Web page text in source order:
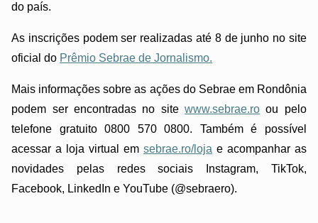
do país.
As inscrições podem ser realizadas até 8 de junho no site
oficial do Prêmio Sebrae de Jornalismo.
Mais informações sobre as ações do Sebrae em Rondônia
podem ser encontradas no sitewww.sebrae.ro ou pelo
telefone gratuito 0800 570 0800. Também é possível
acessar a loja virtual em sebrae.ro/loja e acompanhar as
novidades pelas redes sociais Instagram, TikTok,
Facebook, LinkedIn e YouTube (@sebraero).